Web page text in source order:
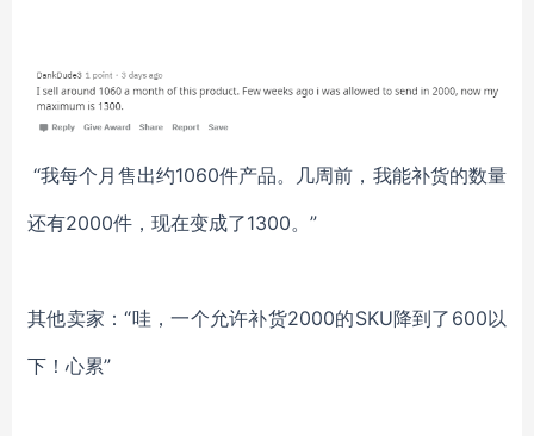
“我每个月售出约1060件产品。几周前，我能补货的数量
还有2000件，现在变成了1300。”
其他卖家：“哇，一个允许补货2000的SKU降到了600以
下！心累”